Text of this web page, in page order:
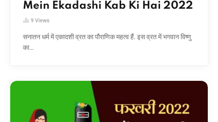
Mein Ekadashi Kab Ki Hai 2022
9 Views
सनातन धर्म में एकादशी व्रत का पौराणिक महत्व हैं. इस व्रत में भगवान विष्णु
का…